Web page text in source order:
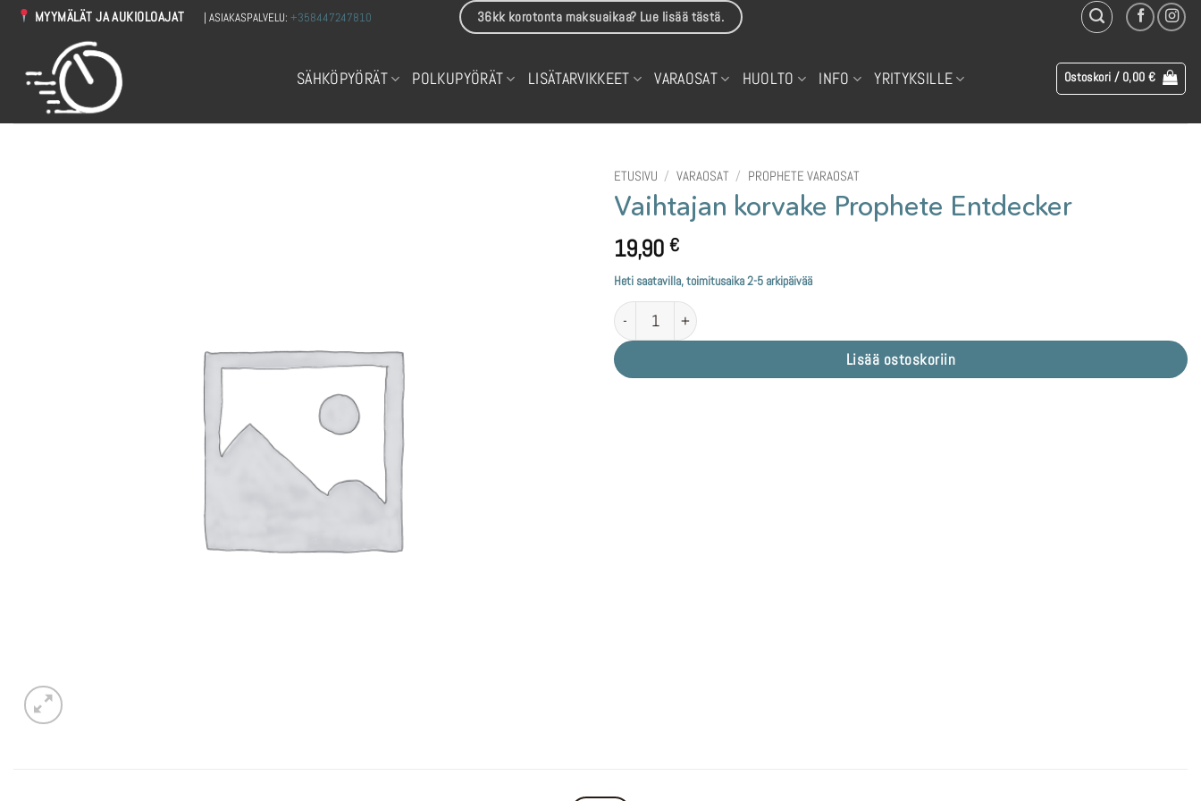
Skip
MYYMÄLÄT JA AUKIOLOAJAT | ASIAKASPALVELU:+358447247810 36kk korotonta maksuaikaa? Lue lisää tästä.
SÄHKÖPYÖRÄT POLKUPYÖRÄT LISÄTARVIKKEET VARAOSAT HUOLTO INFO YRITYKSILLE Ostoskori / 0,00 €
ETUSIVU / VARAOSAT / PROPHETE VARAOSAT
Vaihtajan korvake Prophete Entdecker
19,90 €
Heti saatavilla, toimitusaika 2-5 arkipäivää
Vaihtajan korvake Prophete Entdecker määrä
Lisää ostoskoriin